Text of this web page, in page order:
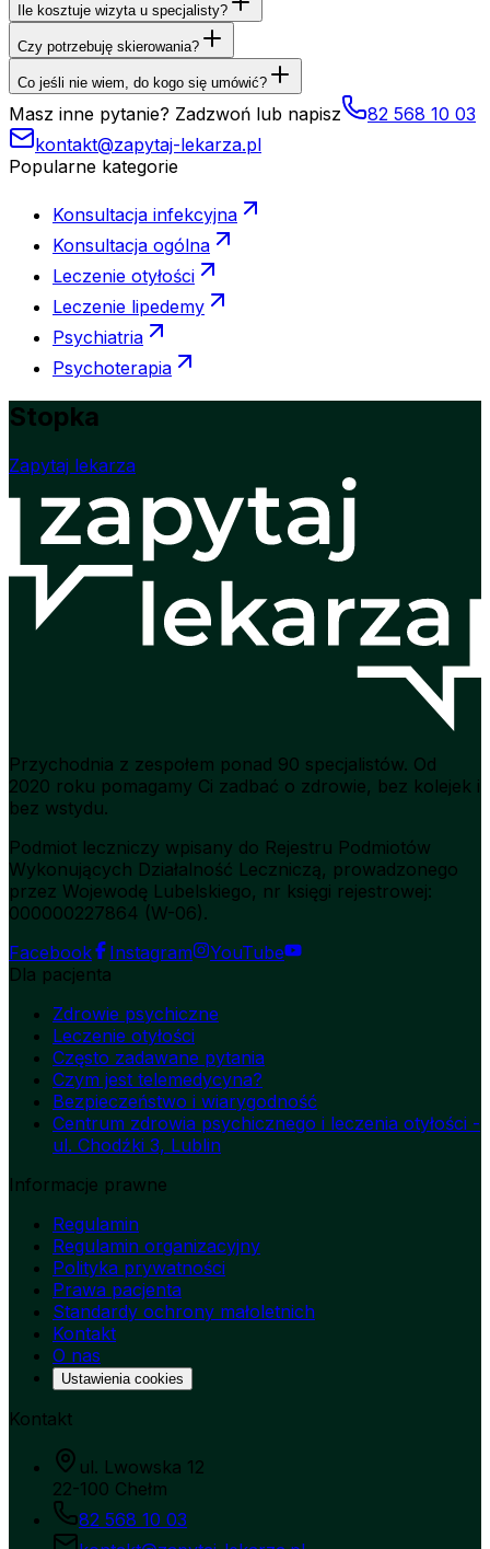
Ile kosztuje wizyta u specjalisty?
Czy potrzebuję skierowania?
Co jeśli nie wiem, do kogo się umówić?
Masz inne pytanie? Zadzwoń lub napisz
82 568 10 03
kontakt@zapytaj-lekarza.pl
Popularne kategorie
Konsultacja infekcyjna
Konsultacja ogólna
Leczenie otyłości
Leczenie lipedemy
Psychiatria
Psychoterapia
Stopka
Zapytaj lekarza
Przychodnia z zespołem ponad 90 specjalistów. Od
2020 roku pomagamy Ci zadbać o zdrowie, bez kolejek i
bez wstydu.
Podmiot leczniczy wpisany do Rejestru Podmiotów
Wykonujących Działalność Leczniczą, prowadzonego
przez Wojewodę Lubelskiego, nr księgi rejestrowej:
000000227864 (W-06).
Facebook
Instagram
YouTube
Dla pacjenta
Zdrowie psychiczne
Leczenie otyłości
Często zadawane pytania
Czym jest telemedycyna?
Bezpieczeństwo i wiarygodność
Centrum zdrowia psychicznego i leczenia otyłości -
ul. Chodźki 3, Lublin
Informacje prawne
Regulamin
Regulamin organizacyjny
Polityka prywatności
Prawa pacjenta
Standardy ochrony małoletnich
Kontakt
O nas
Ustawienia cookies
Kontakt
ul. Lwowska 12
22-100 Chełm
82 568 10 03